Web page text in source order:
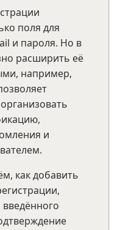
поля для
и пароля. Но в
расширить её
например,
и
как добавить